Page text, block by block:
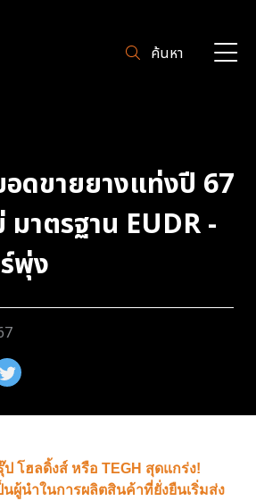
ค้นหา
ดขายยางแท่งปี 67
าตรฐาน EUDR -
พุ่ง
โฮลดิ้งส์ หรือ TEGH สุดแกร่ง!
นผู้นำในการผลิตสินค้าที่ยั่งยืนเริ่มส่ง